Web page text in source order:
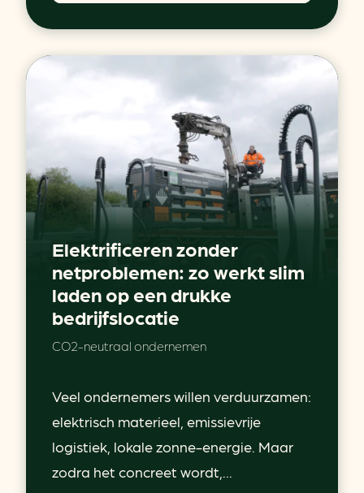
Elektrificeren zonder
netproblemen: zo werkt slim
laden op een drukke
bedrijfslocatie
CO2-neutraal ondernemen
Veel ondernemers willen verduurzamen:
elektrisch materieel, emissievrije
logistiek, lokale zonne-energie. Maar
zodra het concreet wordt,...